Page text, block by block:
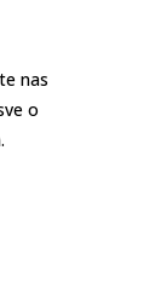
nas
o